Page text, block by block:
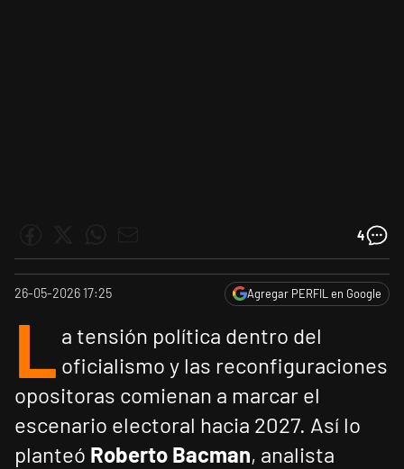
4
26-05-2026 17:25 Agregar PERFIL en Google
L a tensión política dentro del
oficialismo y las reconfiguraciones
opositoras comienan a marcar el
escenario electoral hacia 2027. Así lo
planteó Roberto Bacman, analista